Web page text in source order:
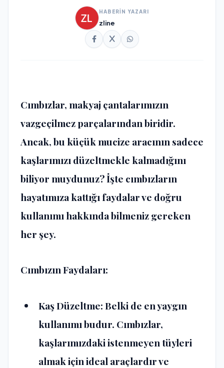
HABERİN YAZARI
zline
Cımbızlar, makyaj çantalarımızın
vazgeçilmez parçalarından biridir.
Ancak, bu küçük mucize aracının sadece
kaşlarımızı düzeltmekle kalmadığını
biliyor muydunuz? İşte cımbızların
hayatımıza kattığı faydalar ve doğru
kullanımı hakkında bilmeniz gereken
her şey.
Cımbızın Faydaları:
Kaş Düzeltme: Belki de en yaygın
kullanımı budur. Cımbızlar,
kaşlarımızdaki istenmeyen tüyleri
almak için ideal araçlardır ve